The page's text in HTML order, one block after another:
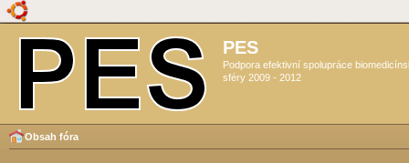
PES
Podpora efektivní spolupráce
sféry 2009 - 2012
Obsah fóra